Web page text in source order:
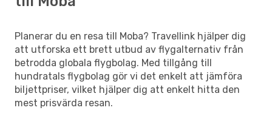
Planerar du en resa till Moba? Travellink hjälper dig
att utforska ett brett utbud av flygalternativ från
betrodda globala flygbolag. Med tillgång till
hundratals flygbolag gör vi det enkelt att jämföra
biljettpriser, vilket hjälper dig att enkelt hitta den
mest prisvärda resan.